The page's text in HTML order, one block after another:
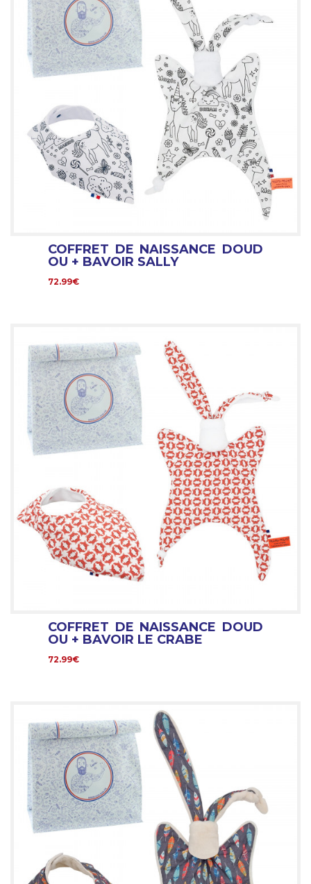
COFFRET DE NAISSANCE DOUD
OU + BAVOIR SALLY
72.99€
COFFRET DE NAISSANCE DOUD
OU + BAVOIR LE CRABE
72.99€